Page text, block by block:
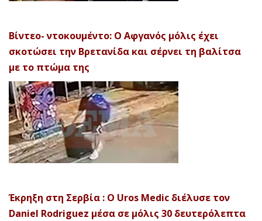
Βίντεο- ντοκουμέντο: Ο Αφγανός μόλις έχει
σκοτώσει την Βρετανίδα και σέρνει τη βαλίτσα
με το πτώμα της
Έκρηξη στη Σερβία : Ο Uros Medic διέλυσε τον
Daniel Rodriguez μέσα σε μόλις 30 δευτερόλεπτα